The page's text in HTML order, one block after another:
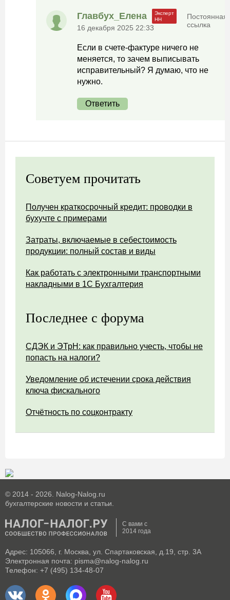
Главбух_Елена
16 декабря 2025 22:33
Постоянная
ссылка
Если в счете-фактуре ничего не
меняется, то зачем выписывать
исправительный? Я думаю, что не
нужно.
Ответить
Советуем прочитать
Получен краткосрочный кредит: проводки в
бухучте с примерами
Затраты, включаемые в себестоимость
продукции: полный состав и виды
Как работать с электронными транспортными
накладными в 1С Бухгалтерия
Последнее с форума
СДЭК и ЭТрН: как правильно учесть, чтобы не
попасть на налоги?
Уведомление об истечении срока действия
ключа фискального
Отчётность по соцконтракту
© 2014 - 2026. Nalog-Nalog.ru
бухгалтерские новости и статьи.
С вами с
2014 года
Адрес: 105066, г. Москва, ул. Спартаковская, д.19, стр. 3А
Электронная почта: pisma@nalog-nalog.ru
Телефон: +7 (495) 134-48-07